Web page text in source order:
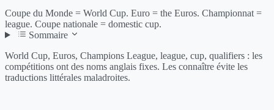
Coupe du Monde = World Cup. Euro = the Euros. Championnat =
league. Coupe nationale = domestic cup.
Sommaire
World Cup, Euros, Champions League, league, cup, qualifiers : les
compétitions ont des noms anglais fixes. Les connaître évite les
traductions littérales maladroites.